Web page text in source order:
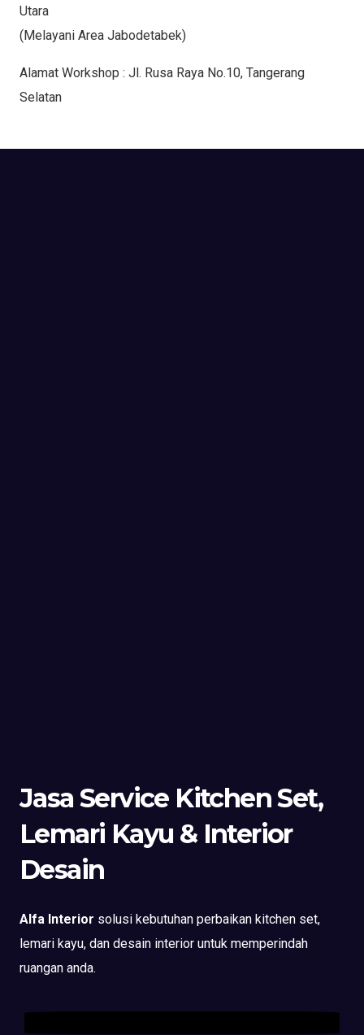
Utara
(Melayani Area Jabodetabek)
Alamat Workshop : Jl. Rusa Raya No.10, Tangerang
Selatan
Jasa Service Kitchen Set,
Lemari Kayu & Interior
Desain
Alfa Interior solusi kebutuhan perbaikan kitchen set,
lemari kayu, dan desain interior untuk memperindah
ruangan anda.